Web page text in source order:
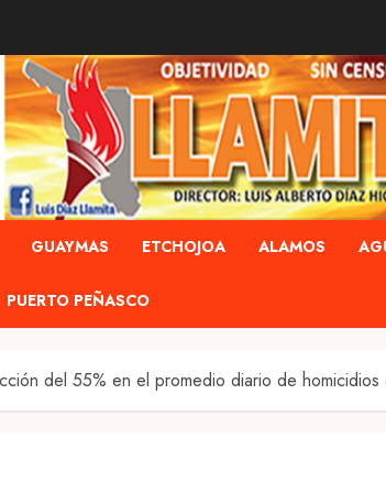
GUAYMAS ETCHOJOA ALAMOS
PUERTO PEÑASCO
del 55% en el promedio diario de